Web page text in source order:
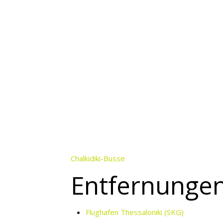
Chalkidiki-Busse
Flughafen Thessaloniki (SKG)